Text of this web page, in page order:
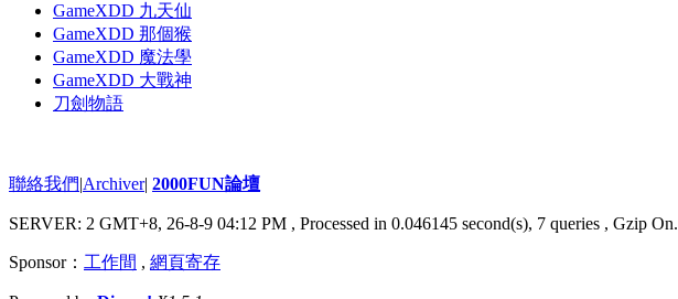
GameXDD 九天仙
GameXDD 那個猴
GameXDD 魔法學
GameXDD 大戰神
刀劍物語
聯絡我們|Archiver| 2000FUN論壇
SERVER: 2 GMT+8, 26-8-9 04:12 PM , Processed in 0.046145 second(s), 7 queries , Gzip On.
Sponsor： 工作間 , 網頁寄存